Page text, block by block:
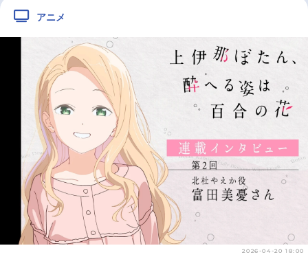
2.5次元 配信・Vtuber トレンド 無料マンガ
最新記事一覧
アニメ記事一覧
アニメ映画一覧 実写化映画一覧
今期アニメ曜日別一覧
春アニメ 夏アニメ
アニメ
2026-04-20 18:00